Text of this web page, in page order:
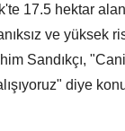
17.5 hektar
ve yüksek
Sandıkçı,
diye